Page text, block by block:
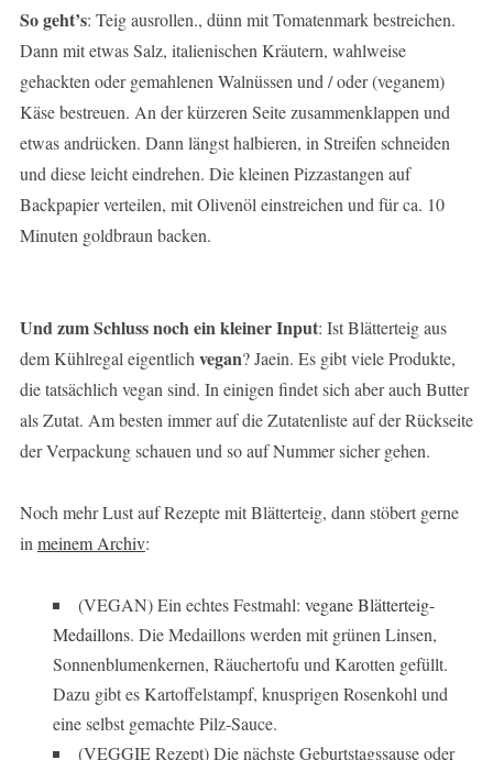
So geht’s: Teig ausrollen., dünn mit Tomatenmark bestreichen.
Dann mit etwas Salz, italienischen Kräutern, wahlweise
gehackten oder gemahlenen Walnüssen und / oder (veganem)
Käse bestreuen. An der kürzeren Seite zusammenklappen und
etwas andrücken. Dann längst halbieren, in Streifen schneiden
und diese leicht eindrehen. Die kleinen Pizzastangen auf
Backpapier verteilen, mit Olivenöl einstreichen und für ca. 10
Minuten goldbraun backen.
Und zum Schluss noch ein kleiner Input: Ist Blätterteig aus
dem Kühlregal eigentlich vegan? Jaein. Es gibt viele Produkte,
die tatsächlich vegan sind. In einigen findet sich aber auch Butter
als Zutat. Am besten immer auf die Zutatenliste auf der Rückseite
der Verpackung schauen und so auf Nummer sicher gehen.
Noch mehr Lust auf Rezepte mit Blätterteig, dann stöbert gerne
in meinem Archiv:
(VEGAN) Ein echtes Festmahl: vegane Blätterteig-
Medaillons. Die Medaillons werden mit grünen Linsen,
Sonnenblumenkernen, Räuchertofu und Karotten gefüllt.
Dazu gibt es Kartoffelstampf, knusprigen Rosenkohl und
eine selbst gemachte Pilz-Sauce.
(VEGGIE Rezept) Die nächste Geburtstagssause oder